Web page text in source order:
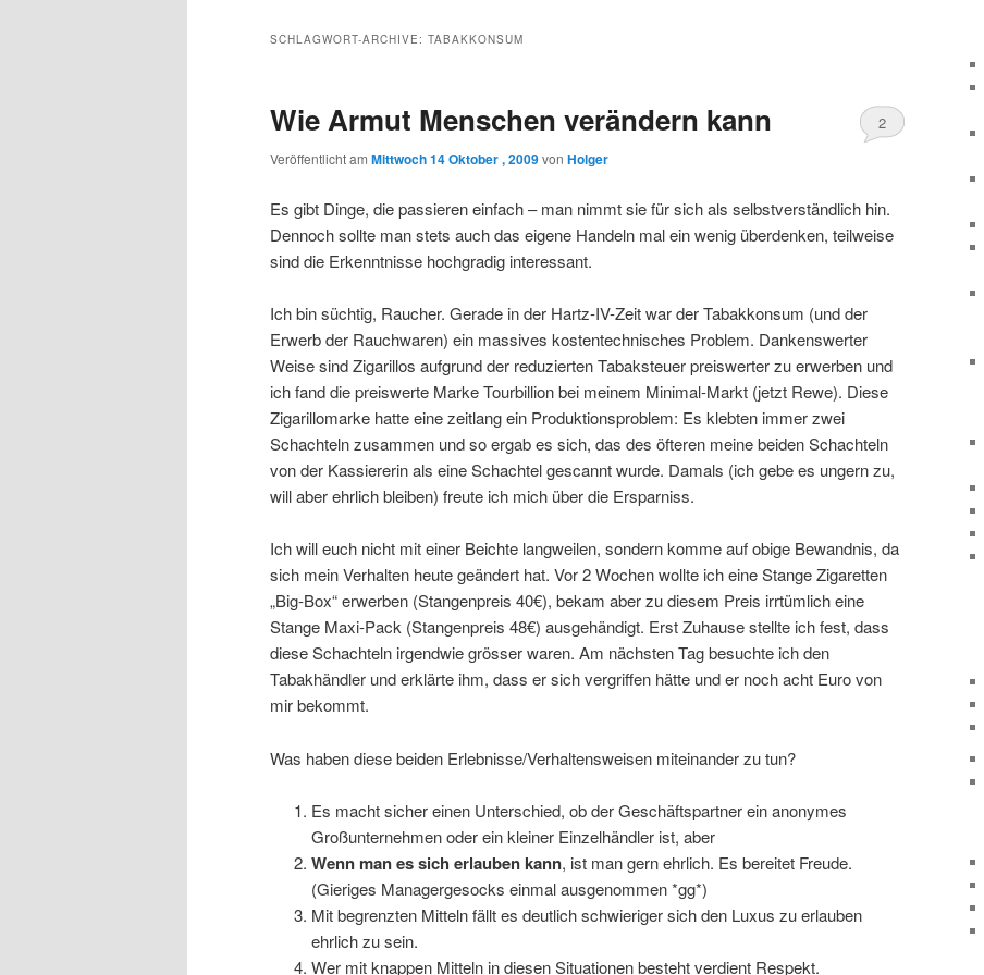
wechseln
SCHLAGWORT-ARCHIVE: TABAKKONSUM
Wie Armut Menschen verändern kann
Veröffentlicht am Mittwoch 14 Oktober , 2009von Holger
2
Es gibt Dinge, die passieren einfach – man nimmt sie für sich als selbstverständlich hin.
Dennoch sollte man stets auch das eigene Handeln mal ein wenig überdenken, teilweise
sind die Erkenntnisse hochgradig interessant.
Ich bin süchtig, Raucher. Gerade in der Hartz-IV-Zeit war der Tabakkonsum (und der
Erwerb der Rauchwaren) ein massives kostentechnisches Problem. Dankenswerter
Weise sind Zigarillos aufgrund der reduzierten Tabaksteuer preiswerter zu erwerben und
ich fand die preiswerte Marke Tourbillion bei meinem Minimal-Markt (jetzt Rewe). Diese
Zigarillomarke hatte eine zeitlang ein Produktionsproblem: Es klebten immer zwei
Schachteln zusammen und so ergab es sich, das des öfteren meine beiden Schachteln
von der Kassiererin als eine Schachtel gescannt wurde. Damals (ich gebe es ungern zu,
will aber ehrlich bleiben) freute ich mich über die Ersparniss.
Ich will euch nicht mit einer Beichte langweilen, sondern komme auf obige Bewandnis, da
sich mein Verhalten heute geändert hat. Vor 2 Wochen wollte ich eine Stange Zigaretten
„Big-Box“ erwerben (Stangenpreis 40€), bekam aber zu diesem Preis irrtümlich eine
Stange Maxi-Pack (Stangenpreis 48€) ausgehändigt. Erst Zuhause stellte ich fest, dass
diese Schachteln irgendwie grösser waren. Am nächsten Tag besuchte ich den
Tabakhändler und erklärte ihm, dass er sich vergriffen hätte und er noch acht Euro von
mir bekommt.
Was haben diese beiden Erlebnisse/Verhaltensweisen miteinander zu tun?
Es macht sicher einen Unterschied, ob der Geschäftspartner ein anonymes
Großunternehmen oder ein kleiner Einzelhändler ist, aber
Wenn man es sich erlauben kann, ist man gern ehrlich. Es bereitet Freude.
(Gieriges Managergesocks einmal ausgenommen *gg*)
Mit begrenzten Mitteln fällt es deutlich schwieriger sich den Luxus zu erlauben
ehrlich zu sein.
Wer mit knappen Mitteln in diesen Situationen besteht verdient Respekt.